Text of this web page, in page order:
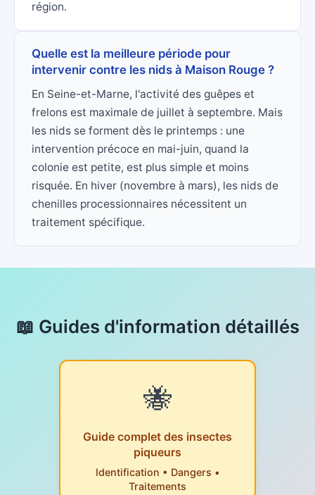
région.
Quelle est la meilleure période pour
intervenir contre les nids à Maison Rouge ?
En Seine-et-Marne, l'activité des guêpes et
frelons est maximale de juillet à septembre. Mais
les nids se forment dès le printemps : une
intervention précoce en mai-juin, quand la
colonie est petite, est plus simple et moins
risquée. En hiver (novembre à mars), les nids de
chenilles processionnaires nécessitent un
traitement spécifique.
📖 Guides d'information détaillés
🐝
Guide complet des insectes
piqueurs
Identification • Dangers •
Traitements